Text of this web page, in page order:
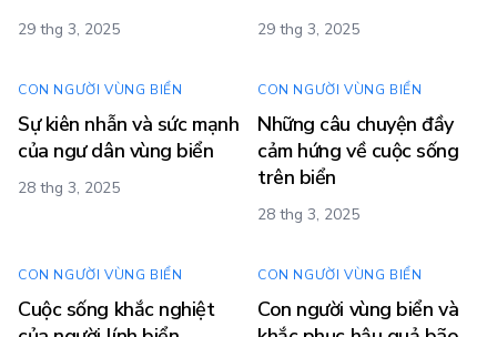
29 thg 3, 2025 29 thg 3, 2025
CON NGƯỜI VÙNG BIỂN
Sự kiên nhẫn và sức mạnh
của ngư dân vùng biển
28 thg 3, 2025
CON NGƯỜI VÙNG BIỂN
Những câu chuyện đầy
cảm hứng về cuộc sống
trên biển
28 thg 3, 2025
CON NGƯỜI VÙNG BIỂN
Cuộc sống khắc nghiệt
CON NGƯỜI VÙNG BIỂN
Con người vùng biển và